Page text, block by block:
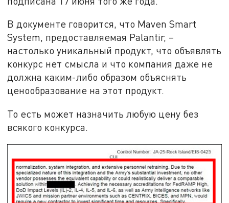
В документе говорится, что Maven Smart
System, предоставляемая Palantir, –
настолько уникальный продукт, что объявлять
конкурс нет смысла и что компания даже не
должна каким-либо образом объяснять
ценообразование на этот продукт.
То есть может назначить любую цену без
всякого конкурса.